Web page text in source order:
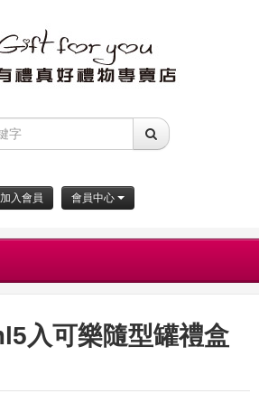
入會員 會員中心
入可樂隨型罐禮盒